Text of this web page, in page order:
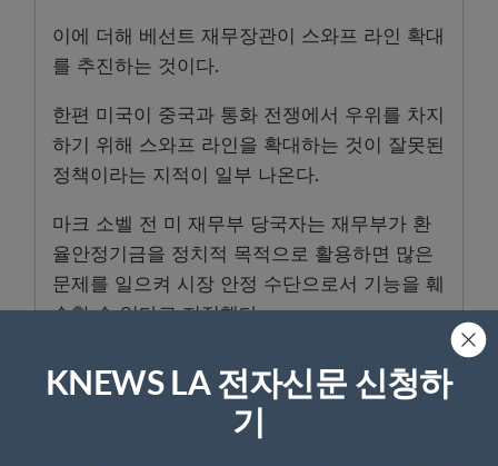
이에 더해 베선트 재무장관이 스와프 라인 확대
를 추진하는 것이다.
한편 미국이 중국과 통화 전쟁에서 우위를 차지
하기 위해 스와프 라인을 확대하는 것이 잘못된
정책이라는 지적이 일부 나온다.
마크 소벨 전 미 재무부 당국자는 재무부가 환
율안정기금을 정치적 목적으로 활용하면 많은
문제를 일으켜 시장 안정 수단으로서 기능을 훼
손할 수 있다고 지적했다.
또 중국의 스와프 라인은 금리가 높아서 위안화
국제화라는 과제를 달성하지 못하면서 달러가
세계 기축통화 지위에서 밀려날 가능성이 희박
KNEWS LA 전자신문 신청하
기